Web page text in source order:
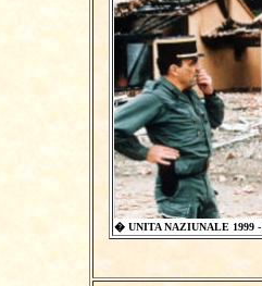
� UNITA NAZIUNALE 1999 -